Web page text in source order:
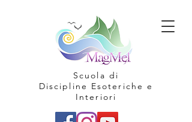
Scuola di
Discipline Esoteriche e
Interiori